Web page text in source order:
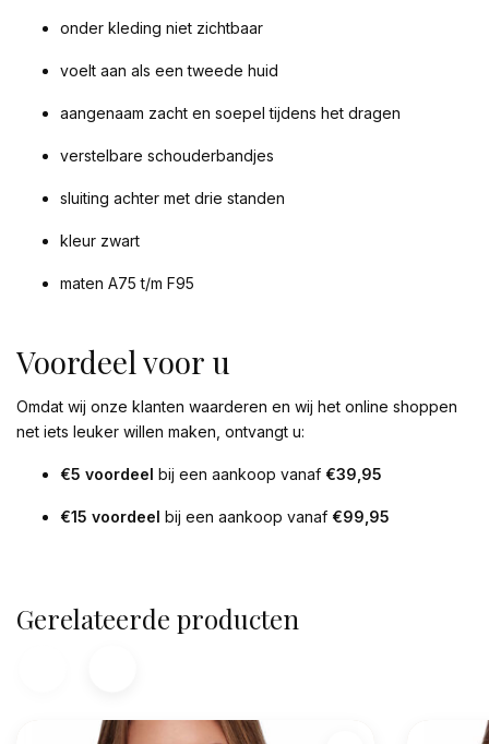
onder kleding niet zichtbaar
voelt aan als een tweede huid
aangenaam zacht en soepel tijdens het dragen
verstelbare schouderbandjes
sluiting achter met drie standen
kleur zwart
maten A75 t/m F95
Voordeel voor u
Omdat wij onze klanten waarderen en wij het online shoppen
net iets leuker willen maken, ontvangt u:
€5 voordeel bij een aankoop vanaf €39,95
€15 voordeel bij een aankoop vanaf €99,95
Gerelateerde producten